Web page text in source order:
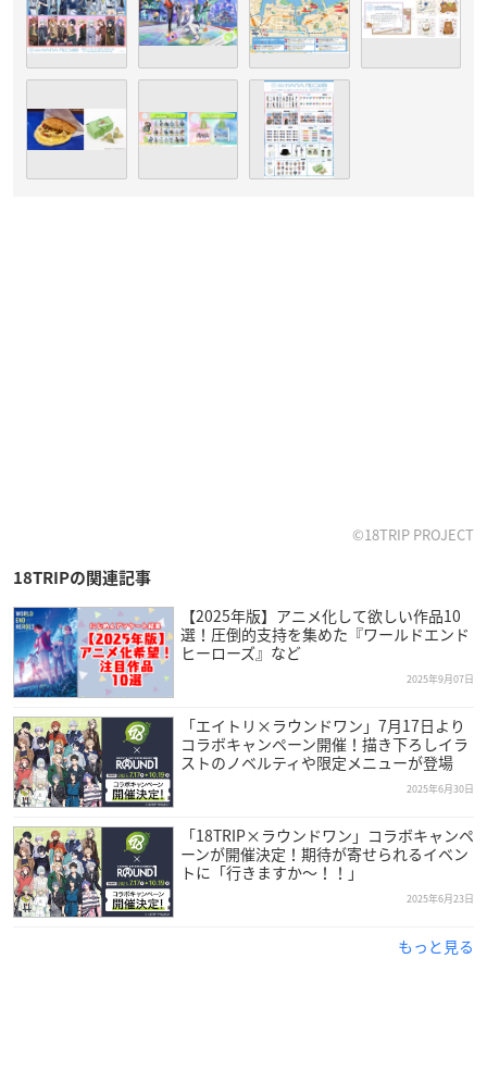
©18TRIP PROJECT
18TRIPの関連記事
【2025年版】アニメ化して欲しい作品10
選！圧倒的支持を集めた『ワールドエンド
ヒーローズ』など
2025年9月07日
「エイトリ×ラウンドワン」7月17日より
コラボキャンペーン開催！描き下ろしイラ
ストのノベルティや限定メニューが登場
2025年6月30日
「18TRIP×ラウンドワン」コラボキャンペ
ーンが開催決定！期待が寄せられるイベン
トに「行きますか〜！！」
2025年6月23日
もっと見る